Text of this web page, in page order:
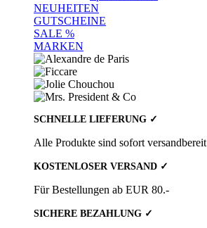
NEUHEITEN
GUTSCHEINE
SALE %
MARKEN
SCHNELLE LIEFERUNG ✓
Alle Produkte sind sofort versandbereit
KOSTENLOSER VERSAND ✓
Für Bestellungen ab EUR 80.-
SICHERE BEZAHLUNG ✓